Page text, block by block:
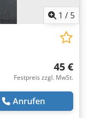
1 / 5
45 €
Festpreis zzgl. MwSt.
Anrufen